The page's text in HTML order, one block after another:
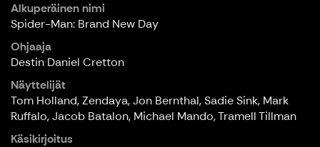
Alkuperäinen nimi
Spider-Man: Brand New Day
Ohjaaja
Destin Daniel Cretton
Näyttelijät
Tom Holland, Zendaya, Jon Bernthal, Sadie Sink, Mark
Ruffalo, Jacob Batalon, Michael Mando, Tramell Tillman
Käsikirjoitus